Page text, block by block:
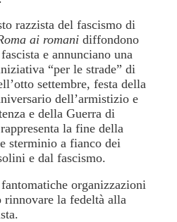
razzista del fascismo di
ai romanidiffondono
e annunciano una
“per le strade” di
settembre, festa della
dell’armistizio e
e della Guerra di
la fine della
sterminio a fianco dei
e dal fascismo.
organizzazioni
la fedeltà alla